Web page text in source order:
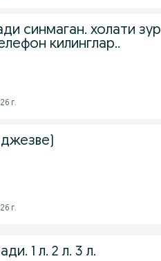
синмаган. холати зур
килинглар..
г.
г.
1 л. 2 л. 3 л.